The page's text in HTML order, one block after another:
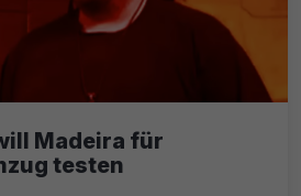
Madeira für
testen